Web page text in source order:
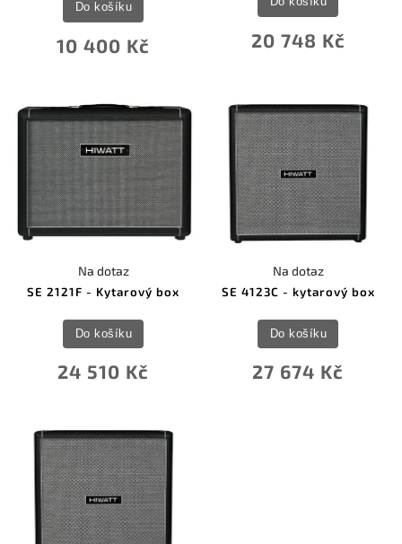
10 400 Kč
Do košíku
20 748 Kč
SE 2121F - Kytarový box
Na dotaz
24 510 Kč
Do košíku
SE 4123C - kytarový box
Na dotaz
27 674 Kč
Do košíku